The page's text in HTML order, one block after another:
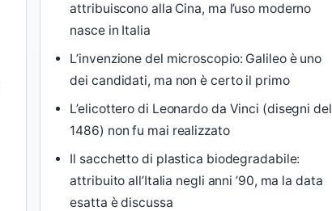
attribuiscono alla Cina, ma l’uso moderno
nasce in Italia
L’invenzione del microscopio: Galileo è uno
dei candidati, ma non è certo il primo
L’elicottero di Leonardo da Vinci (disegni del
1486) non fu mai realizzato
Il sacchetto di plastica biodegradabile:
attribuito all’Italia negli anni ’90, ma la data
esatta è discussa